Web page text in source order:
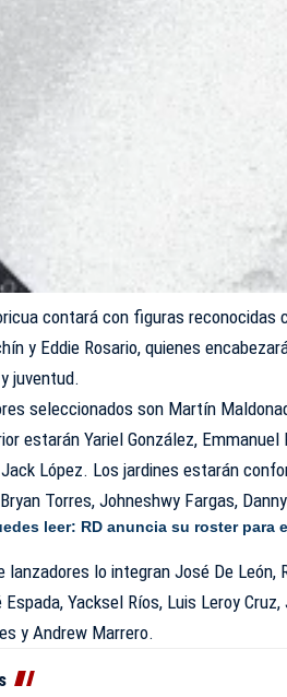
contará con figuras reconocidas
y Eddie Rosario, quienes
juventud.
seleccionados son Martín
estarán Yariel González,
López. Los jardines estarán
Torres, Johneshwy Fargas,
leer: RD anuncia su roster para
lanzadores lo integran José De León,
Espada, Yacksel Ríos, Luis Leroy
y Andrew Marrero.